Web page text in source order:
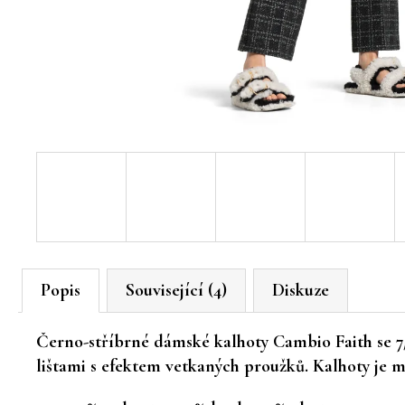
Popis Související (4) Diskuze
Černo-stříbrné dámské kalhoty Cambio Faith se
lištami s efektem vetkaných proužků. Kalhoty je